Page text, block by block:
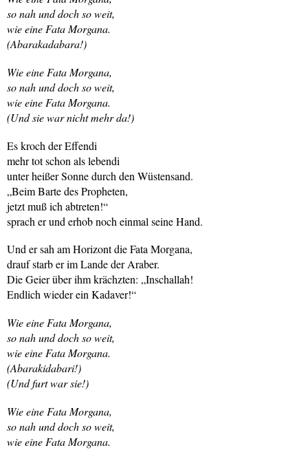
so nah und doch so weit,
wie eine Fata Morgana.
(Abarakadabara!)
Wie eine Fata Morgana,
so nah und doch so weit,
wie eine Fata Morgana.
(Und sie war nicht mehr da!)
Es kroch der Effendi
mehr tot schon als lebendi
unter heißer Sonne durch den Wüstensand.
„Beim Barte des Propheten,
jetzt muß ich abtreten!“
sprach er und erhob noch einmal seine Hand.
Und er sah am Horizont die Fata Morgana,
drauf starb er im Lande der Araber.
Die Geier über ihm krächzten: „Inschallah!
Endlich wieder ein Kadaver!“
Wie eine Fata Morgana,
so nah und doch so weit,
wie eine Fata Morgana.
(Abarakidabari!)
(Und furt war sie!)
Wie eine Fata Morgana,
so nah und doch so weit,
wie eine Fata Morgana.